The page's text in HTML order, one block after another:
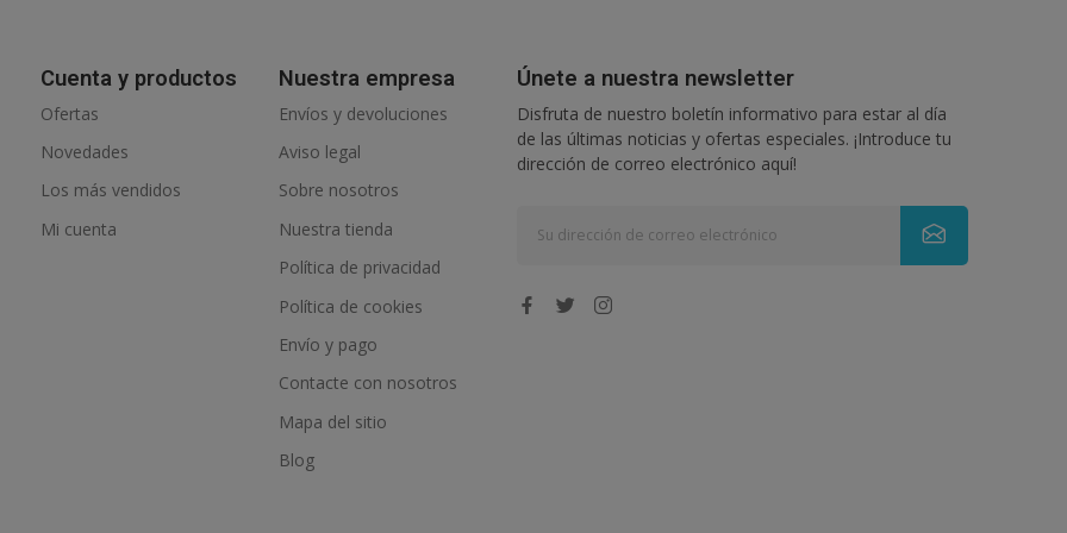
Cuenta y productos
Ofertas
Novedades
Los más vendidos
Mi cuenta
Nuestra empresa
Envíos y devoluciones
Aviso legal
Sobre nosotros
Nuestra tienda
Política de privacidad
Política de cookies
Envío y pago
Contacte con nosotros
Mapa del sitio
Blog
Únete a nuestra newsletter
Disfruta de nuestro boletín informativo para estar al día
de las últimas noticias y ofertas especiales. ¡Introduce tu
dirección de correo electrónico aquí!